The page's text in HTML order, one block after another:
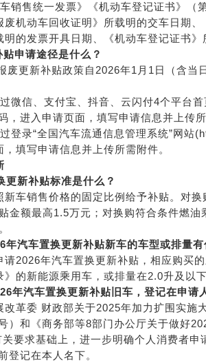
车销售统一发票》《机动车登记证书》（
废机动车回收证明》所载明的交车日期
明的发票开具日期、《机动车登记证书
贴申请途径是什么？
废更新补贴政策自2026年1月1日（含当
过微信、支付宝、抖音、云闪付4个平台
，进入申请页面，填写申请信息并上传所
过登录“全国汽车流通信息管理系统”网
填写申请信息并上传所需附件。
更新补贴标准是什么 ？
新车销售价格的固定比例给予补贴。对
金额最高1.5万元；对换购符合条件燃
年汽车置换更新补贴新车的车型或排量有
请2026年汽车置换更新补贴，相应购买
的新能源乘用车，或排量在2.0升及以
年汽车置换更新补贴旧车 ，登记在申请
改革委 财政部关于2025年加力扩围实施
）和《商务部等8部门办公厅关于做好
关要求基础上，进一步明确个人消费者
登记在本人名下。